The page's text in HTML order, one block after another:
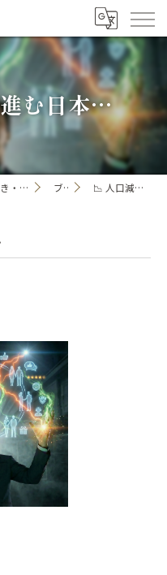
む日本…
富山の特許事務所｜オンライン手続き・申請・出願なら「開口国際特許事務所」 ブログ 📉 人口減少が進む日本…